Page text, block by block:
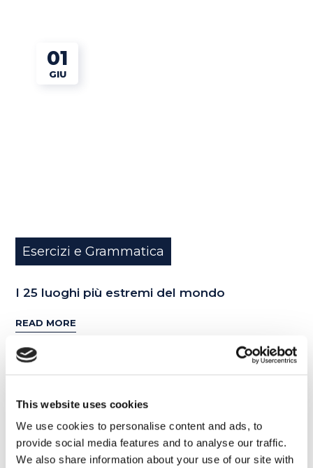
This website uses cookies
We use cookies to personalise content and ads, to
provide social media features and to analyse our traffic.
We also share information about your use of our site with
01
GIU
Esercizi e Grammatica
I 25 luoghi più estremi del mondo
READ MORE
17